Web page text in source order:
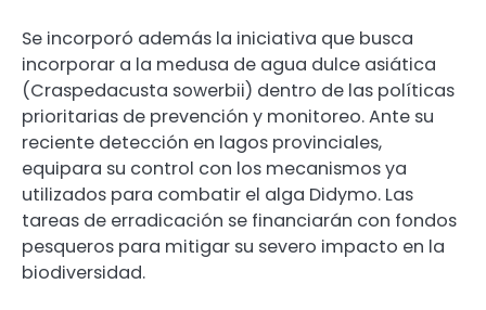
Se incorporó además la iniciativa que busca
incorporar a la medusa de agua dulce asiática
(Craspedacusta sowerbii) dentro de las políticas
prioritarias de prevención y monitoreo. Ante su
reciente detección en lagos provinciales,
equipara su control con los mecanismos ya
utilizados para combatir el alga Didymo. Las
tareas de erradicación se financiarán con fondos
pesqueros para mitigar su severo impacto en la
biodiversidad.